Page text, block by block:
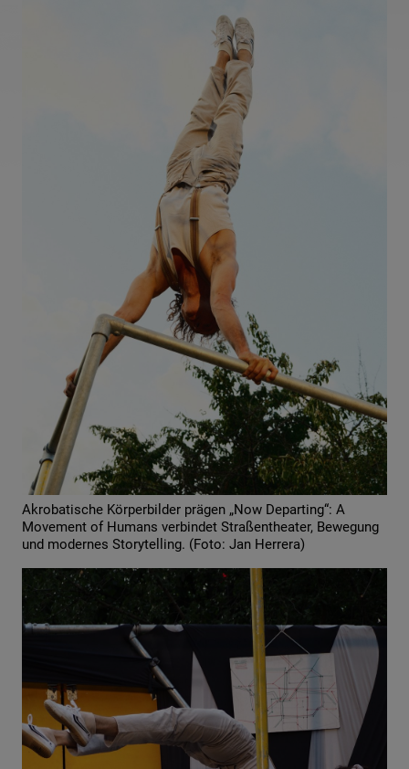
Akrobatische Körperbilder prägen „Now Departing“: A
Movement of Humans verbindet Straßentheater, Bewegung
und modernes Storytelling. (Foto: Jan Herrera)